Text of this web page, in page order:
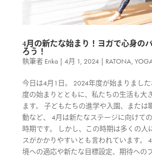
4月の新たな始まり！ヨガで心身の
ろう！
執筆者 Erika| 4月 1, 2024| RATONA,
今日は4月1日。 2024年度が始まりまし
度の始まりとともに、私たちの生活も大
ます。 子どもたちの進学や入園、または
動など、 4月は新たなステージに向けて
時期です。 しかし、この時期は多くの人
スがかかりやすいとも言われています。
境への適応や新たな目標設定、期待への